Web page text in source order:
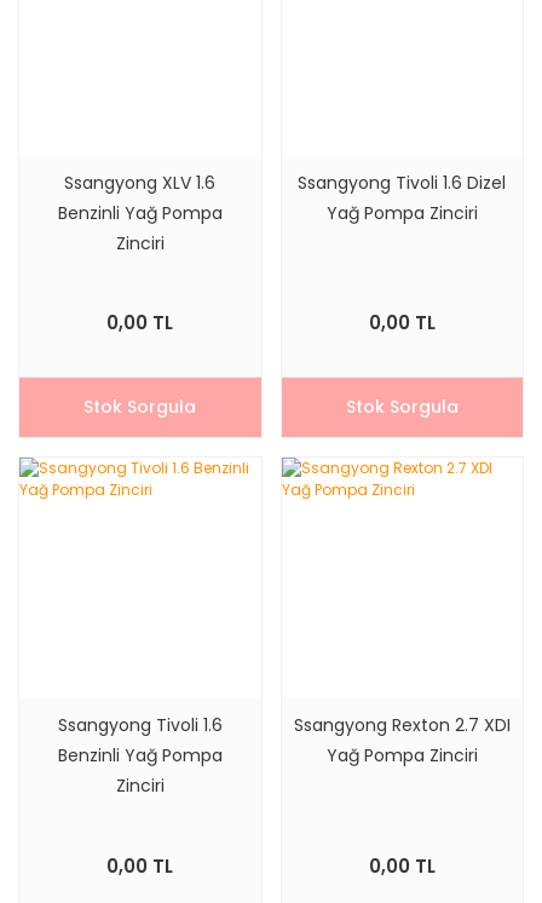
Ssangyong XLV 1.6
Benzinli Yağ Pompa
Zinciri
0,00 TL
Stok Sorgula
Ssangyong Tivoli 1.6 Dizel
Yağ Pompa Zinciri
0,00 TL
Stok Sorgula
Ssangyong Tivoli 1.6
Benzinli Yağ Pompa
Zinciri
0,00 TL
Ssangyong Rexton 2.7 XDI
Yağ Pompa Zinciri
0,00 TL